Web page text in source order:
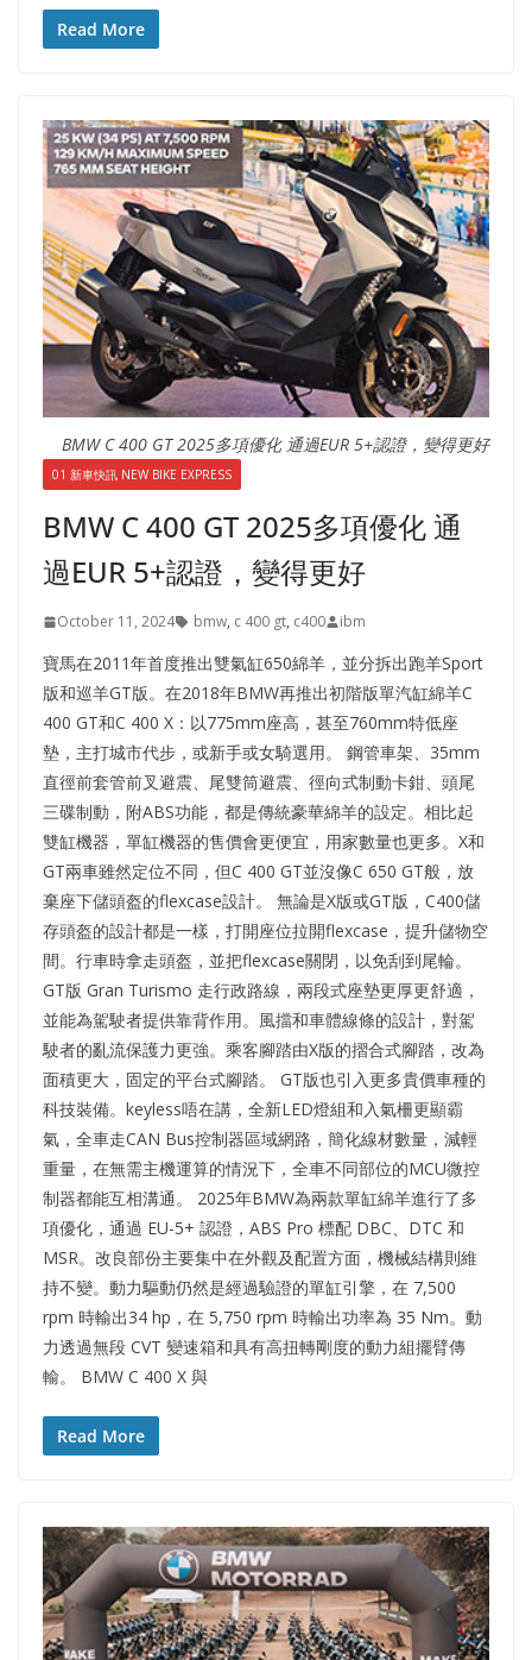
Read More
BMW C 400 GT 2025多項優化 通過EUR 5+認證，變得更好
01 新車快訊 NEW BIKE EXPRESS
BMW C 400 GT 2025多項優化 通
過EUR 5+認證，變得更好
October 11, 2024 bmw, c 400 gt, c400 ibm
寶馬在2011年首度推出雙氣缸650綿羊，並分拆出跑羊Sport
版和巡羊GT版。在2018年BMW再推出初階版單汽缸綿羊C
400 GT和C 400 X：以775mm座高，甚至760mm特低座
墊，主打城市代步，或新手或女騎選用。 鋼管車架、35mm
直徑前套管前叉避震、尾雙筒避震、徑向式制動卡鉗、頭尾
三碟制動，附ABS功能，都是傳統豪華綿羊的設定。相比起
雙缸機器，單缸機器的售價會更便宜，用家數量也更多。X和
GT兩車雖然定位不同，但C 400 GT並沒像C 650 GT般，放
棄座下儲頭盔的flexcase設計。 無論是X版或GT版，C400儲
存頭盔的設計都是一樣，打開座位拉開flexcase，提升儲物空
間。行車時拿走頭盔，並把flexcase關閉，以免刮到尾輪。
GT版 Gran Turismo 走行政路線，兩段式座墊更厚更舒適，
並能為駕駛者提供靠背作用。風擋和車體線條的設計，對駕
駛者的亂流保護力更強。乘客腳踏由X版的摺合式腳踏，改為
面積更大，固定的平台式腳踏。 GT版也引入更多貴價車種的
科技裝備。keyless唔在講，全新LED燈組和入氣柵更顯霸
氣，全車走CAN Bus控制器區域網路，簡化線材數量，減輕
重量，在無需主機運算的情況下，全車不同部位的MCU微控
制器都能互相溝通。 2025年BMW為兩款單缸綿羊進行了多
項優化，通過 EU-5+ 認證，ABS Pro 標配 DBC、DTC 和
MSR。改良部份主要集中在外觀及配置方面，機械結構則維
持不變。動力驅動仍然是經過驗證的單缸引擎，在 7,500
rpm 時輸出34 hp，在 5,750 rpm 時輸出功率為 35 Nm。動
力透過無段 CVT 變速箱和具有高扭轉剛度的動力組擺臂傳
輸。 BMW C 400 X 與
Read More